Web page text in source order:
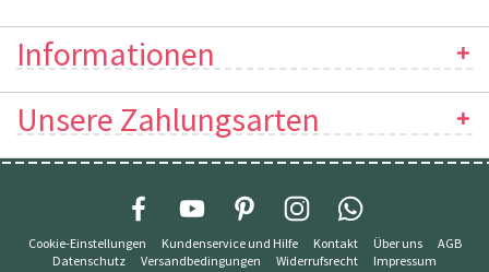
Informationen
Unsere Zahlungsarten
Cookie-Einstellungen Kundenservice und Hilfe Kontakt Über uns
AGB
Datenschutz
Versandbedingungen Widerrufsrecht Impressum